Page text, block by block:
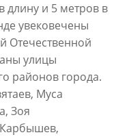
длину и 5 метров в
увековечены
Отечественной
улицы
районов города.
Муса
Зоя